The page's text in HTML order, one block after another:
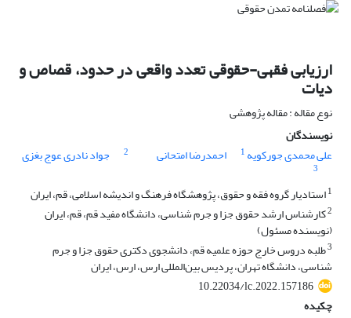
ارزیابی فقهی-حقوقی تعدد واقعی در حدود، قصاص و
دیات
نوع مقاله : مقاله پژوهشی
نویسندگان
علی محمدی جورکویه 1 احمدرضا امتحانی 2 جواد نادری عوج بغزی
3
1استادیار گروه فقه و حقوق، پژوهشگاه فرهنگ و اندیشه اسلامی، قم، ایران
2کارشناس ارشد حقوق جزا و جرم شناسی، دانشگاه مفید قم، قم، ایران
(نویسنده مسئول)
3طلبه دروس خارج حوزه علمیه قم، دانشجوی دکتری حقوق جزا و جرم
‌شناسی، دانشگاه تهران، پردیس بین‌المللی ارس، ارس، ایران
10.22034/lc.2022.157186
چکیده